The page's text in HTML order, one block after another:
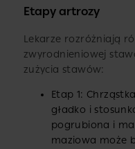
Etapy artrozy
Lekarze rozróżniają
zwyrodnieniowej
zużycia stawów:
Etap 1:
gładko i
pogrubiona i
maziowa może